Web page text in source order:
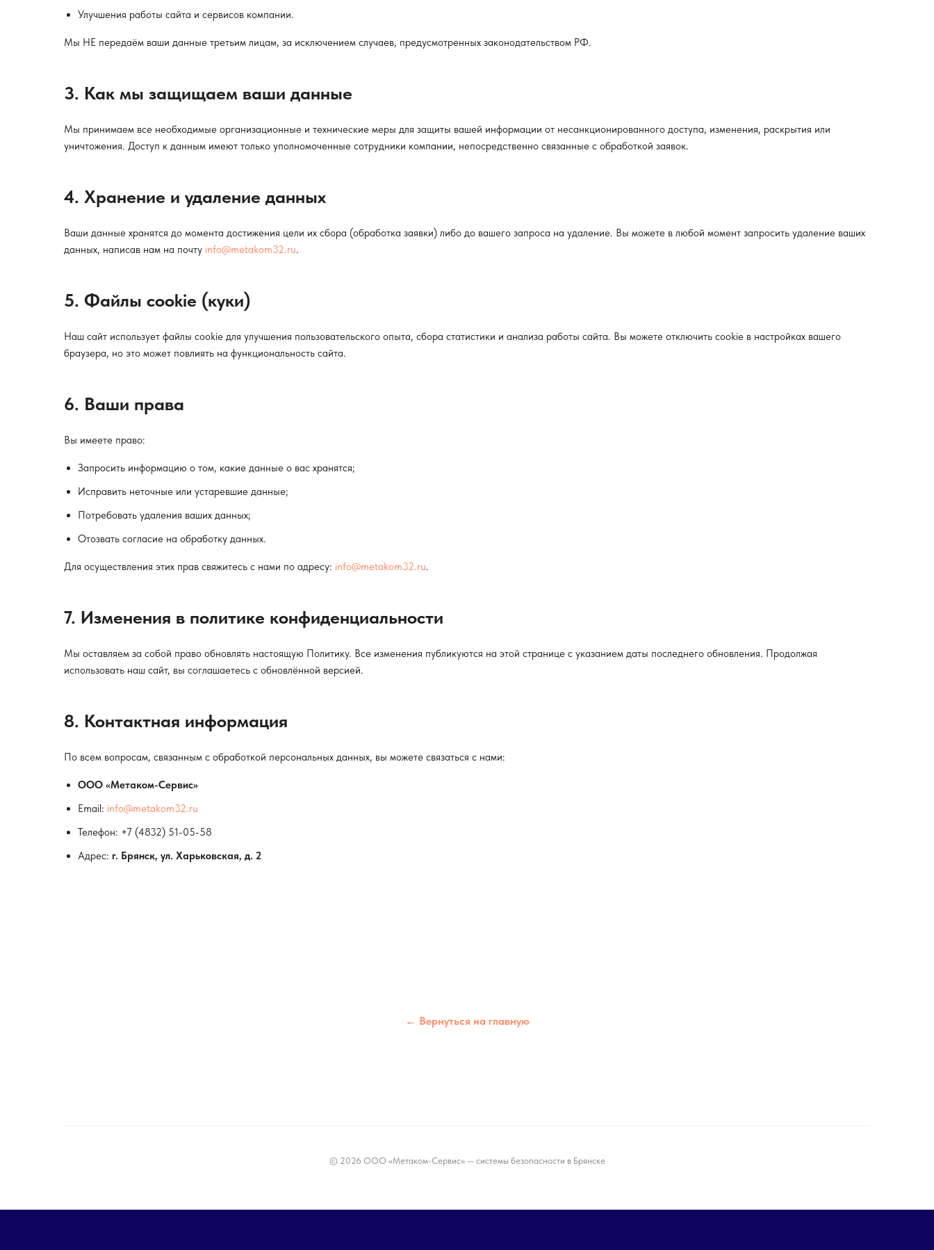
Улучшения работы сайта и сервисов компании.
Мы НЕ передаём ваши данные третьим лицам, за исключением случаев, предусмотренных законодательством РФ.
3. Как мы защищаем ваши данные
Мы принимаем все необходимые организационные и технические меры для защиты вашей информации от несанкционированного доступа, изменения, раскрытия или
уничтожения. Доступ к данным имеют только уполномоченные сотрудники компании, непосредственно связанные с обработкой заявок.
4. Хранение и удаление данных
Ваши данные хранятся до момента достижения цели их сбора (обработка заявки) либо до вашего запроса на удаление. Вы можете в любой момент запросить удаление ваших
данных, написав нам на почту info@metakom32.ru.
5. Файлы cookie (куки)
Наш сайт использует файлы cookie для улучшения пользовательского опыта, сбора статистики и анализа работы сайта. Вы можете отключить cookie в настройках вашего
браузера, но это может повлиять на функциональность сайта.
6. Ваши права
Вы имеете право:
Запросить информацию о том, какие данные о вас хранятся;
Исправить неточные или устаревшие данные;
Потребовать удаления ваших данных;
Отозвать согласие на обработку данных.
Для осуществления этих прав свяжитесь с нами по адресу: info@metakom32.ru.
7. Изменения в политике конфиденциальности
Мы оставляем за собой право обновлять настоящую Политику. Все изменения публикуются на этой странице с указанием даты последнего обновления. Продолжая
использовать наш сайт, вы соглашаетесь с обновлённой версией.
8. Контактная информация
По всем вопросам, связанным с обработкой персональных данных, вы можете связаться с нами:
ООО «Метаком-Сервис»
Email: info@metakom32.ru
Телефон: +7 (4832) 51-05-58
Адрес: г. Брянск, ул. Харьковская, д. 2
← Вернуться на главную
© 2026 ООО «Метаком-Сервис» — системы безопасности в Брянске